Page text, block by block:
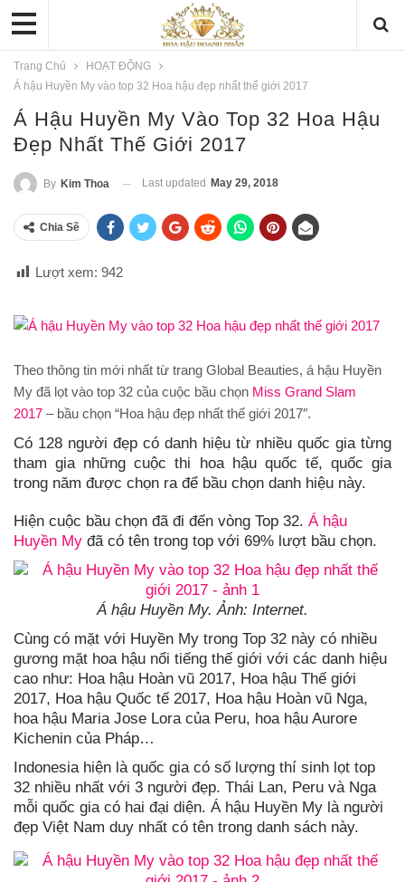
Trang Chủ
HOẠT ĐỘNG
Á hậu Huyền My vào top 32 Hoa hậu đẹp nhất thế giới 2017
Á Hậu Huyền My Vào Top 32 Hoa Hậu
Đẹp Nhất Thế Giới 2017
By Kim Thoa Last updated May 29, 2018
Chia Sẽ
Lượt xem: 942
Theo thông tin mới nhất từ trang Global Beauties, á hậu Huyền
My đã lọt vào top 32 của cuộc bầu chọn Miss Grand Slam
2017 – bầu chọn “Hoa hậu đẹp nhất thế giới 2017″.
Có 128 người đẹp có danh hiệu từ nhiều quốc gia từng
tham gia những cuộc thi hoa hậu quốc tế, quốc gia
trong năm được chọn ra để bầu chọn danh hiệu này.
Hiện cuộc bầu chọn đã đi đến vòng Top 32. Á hậu
Huyền My đã có tên trong top với 69% lượt bầu chọn.
Á hậu Huyền My. Ảnh: Internet.
Cùng có mặt với Huyền My trong Top 32 này có nhiều
gương mặt hoa hậu nổi tiếng thế giới với các danh hiệu
cao như: Hoa hậu Hoàn vũ 2017, Hoa hậu Thế giới
2017, Hoa hậu Quốc tế 2017, Hoa hậu Hoàn vũ Nga,
hoa hậu Maria Jose Lora của Peru, hoa hậu Aurore
Kichenin của Pháp…
Indonesia hiện là quốc gia có số lượng thí sinh lọt top
32 nhiều nhất với 3 người đẹp. Thái Lan, Peru và Nga
mỗi quốc gia có hai đại diện. Á hậu Huyền My là người
đẹp Việt Nam duy nhất có tên trong danh sách này.